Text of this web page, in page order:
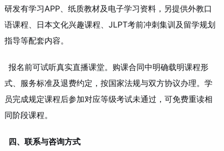
研发有学习APP、纸质教材及电子学习资料，另提供外教口
语课程、日本文化兴趣课程、JLPT考前冲刺集训及留学规划
指导等配套内容。
报名前可试听真实直播课堂。购课合同中明确载明课程形
式、服务标准及退费约定，按国家法规与双方协议办理。学
员完成规定课程后参加对应等级考试未通过，可免费重读相
同阶段课程。
四、联系与咨询方式